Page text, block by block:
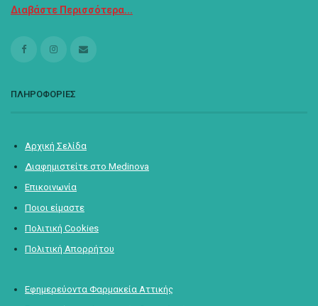
Διαβάστε Περισσότερα...
ΠΛΗΡΟΦΟΡΙΕΣ
Αρχική Σελίδα
Διαφημιστείτε στο Medinova
Επικοινωνία
Ποιοι είμαστε
Πολιτική Cookies
Πολιτική Απορρήτου
Εφημερεύοντα Φαρμακεία Αττικής